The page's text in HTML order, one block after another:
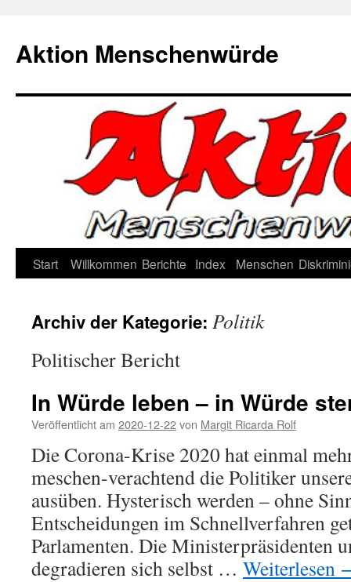
springen
Aktion Menschenwürde
Start Willkommen Berichte Index Menschen
Archiv der Kategorie: Politik
Politischer Bericht
In Würde leben – in Würde
Veröffentlicht am 2020-12-22von Margit Ricarda Rolf
Die Corona-Krise 2020 hat einmal
meschen-verachtend die Politiker
ausüben. Hysterisch werden – ohne
Entscheidungen im Schnellverfahren
Parlamenten. Die Ministerpräsidenten
degradieren sich selbst … Weiterlesen